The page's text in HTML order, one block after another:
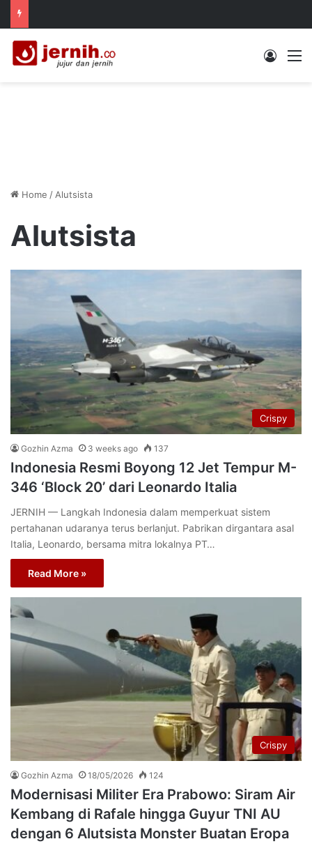
Log In
Home / Alutsista
Alutsista
Crispy
Gozhin Azma 3 weeks ago 137
Indonesia Resmi Boyong 12 Jet Tempur M-
346 ‘Block 20’ dari Leonardo Italia
JERNIH — Langkah Indonesia dalam memperkuat sistem
pertahanan udaranya terus berlanjut. Pabrikan dirgantara asal
Italia, Leonardo, bersama mitra lokalnya PT…
Read More »
Crispy
Gozhin Azma 18/05/2026 124
Modernisasi Militer Era Prabowo: Siram Air
Kembang di Rafale hingga Guyur TNI AU
dengan 6 Alutsista Monster Buatan Eropa